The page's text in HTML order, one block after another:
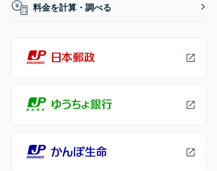
料金を計算・調べる